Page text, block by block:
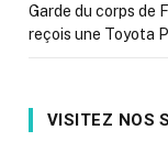
Garde du corps de
reçois une Toyota
VISITEZ NOS